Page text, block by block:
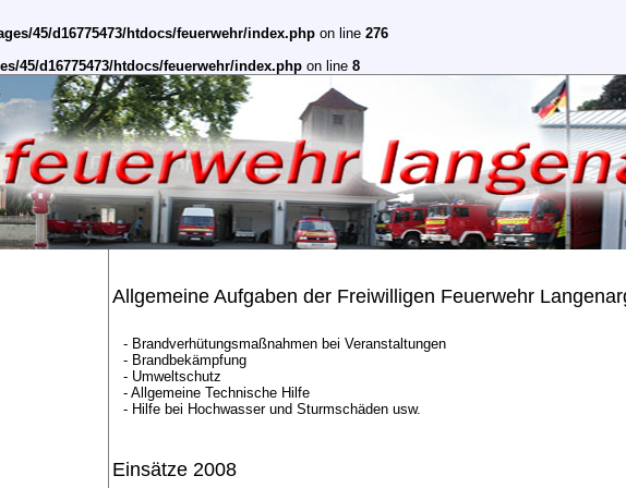
45/d16775473/htdocs/feuerwehr/index.php on line 276
45/d16775473/htdocs/feuerwehr/index.php on line 8
Allgemeine Aufgaben der Freiwilligen Feuerwehr
- Brandverhütungsmaßnahmen bei Veranstaltungen
- Brandbekämpfung
- Umweltschutz
- Allgemeine Technische Hilfe
- Hilfe bei Hochwasser und Sturmschäden usw.
Einsätze 2008